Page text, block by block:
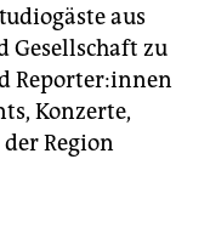
aus
Gesellschaft zu
Re­por­te­r:in­nen
Konzerte,
Region